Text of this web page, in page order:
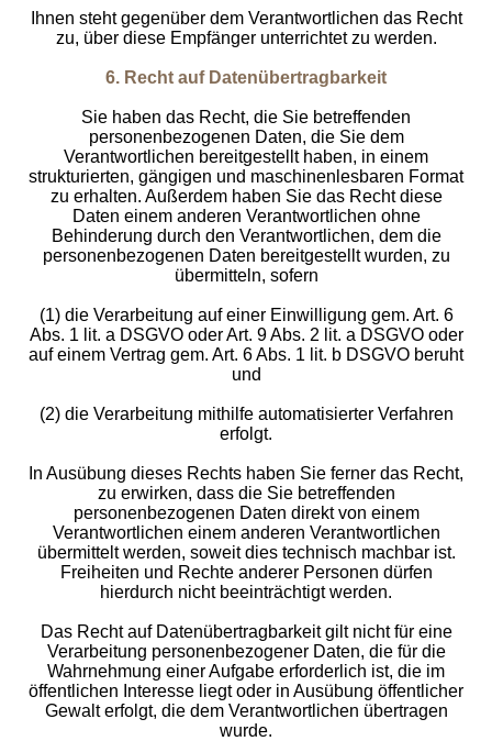
Ihnen steht gegenüber dem Verantwortlichen das Recht
zu, über diese Empfänger unterrichtet zu werden.
6. Recht auf Datenübertragbarkeit
Sie haben das Recht, die Sie betreffenden
personenbezogenen Daten, die Sie dem
Verantwortlichen bereitgestellt haben, in einem
strukturierten, gängigen und maschinenlesbaren Format
zu erhalten. Außerdem haben Sie das Recht diese
Daten einem anderen Verantwortlichen ohne
Behinderung durch den Verantwortlichen, dem die
personenbezogenen Daten bereitgestellt wurden, zu
übermitteln, sofern
(1) die Verarbeitung auf einer Einwilligung gem. Art. 6
Abs. 1 lit. a DSGVO oder Art. 9 Abs. 2 lit. a DSGVO oder
auf einem Vertrag gem. Art. 6 Abs. 1 lit. b DSGVO beruht
und
(2) die Verarbeitung mithilfe automatisierter Verfahren
erfolgt.
In Ausübung dieses Rechts haben Sie ferner das Recht,
zu erwirken, dass die Sie betreffenden
personenbezogenen Daten direkt von einem
Verantwortlichen einem anderen Verantwortlichen
übermittelt werden, soweit dies technisch machbar ist.
Freiheiten und Rechte anderer Personen dürfen
hierdurch nicht beeinträchtigt werden.
Das Recht auf Datenübertragbarkeit gilt nicht für eine
Verarbeitung personenbezogener Daten, die für die
Wahrnehmung einer Aufgabe erforderlich ist, die im
öffentlichen Interesse liegt oder in Ausübung öffentlicher
Gewalt erfolgt, die dem Verantwortlichen übertragen
wurde.